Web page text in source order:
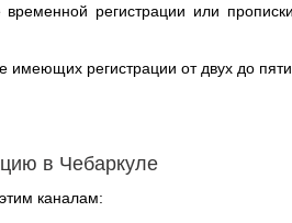
регистрации или прописки.
имеющих регистрации от двух до пяти
в Чебаркуле
каналам: